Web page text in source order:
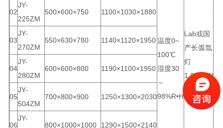
温度0~
100℃
湿度30
～
98%R•H
Lab或国
产长弧氙
灯
1.8~6KW
选配
02
JY-
225ZM
500×600×750 1100×1030×1880
03
JY-
270ZM
550×630×780 1140×1120×1950
04
JY-
280ZM
600×600×800 1190×1100×1950
05
JY-
504ZM
700×800×900 1250×1300×2030
06
JY-
800×1000×1000 1290×1500×2140